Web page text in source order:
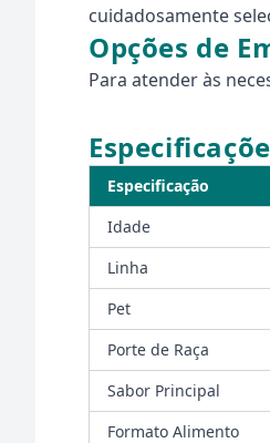
cuidadosamente
Opções de
Para atender às
Especificação
Idade
Linha
Pet
Porte de Raça
Sabor Principal
Formato Alimento